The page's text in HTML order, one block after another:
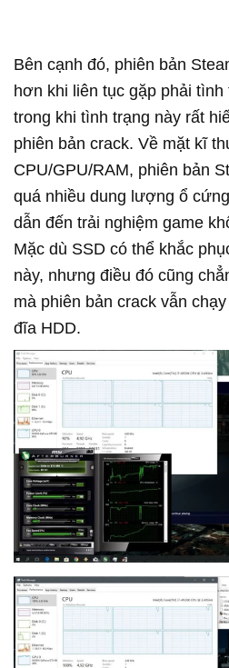
Bên cạnh đó, phiên bản
hơn khi liên tục gặp phải
trong khi tình trạng này rất
phiên bản crack. Về mặt kĩ
CPU/GPU/RAM, phiên bản
quá nhiều dung lượng ổ
dẫn đến trải nghiệm game
Mặc dù SSD có thể khắc
này, nhưng điều đó cũng
mà phiên bản crack vẫn
đĩa HDD.